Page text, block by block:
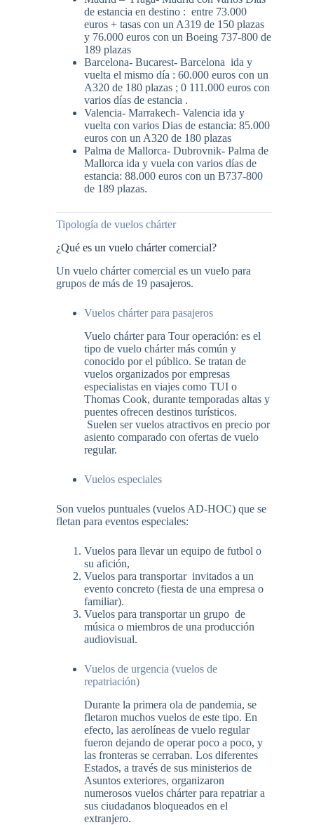
de estancia en destino : entre 73.000
euros + tasas con un A319 de 150 plazas
y 76.000 euros con un Boeing 737-800 de
189 plazas
Barcelona- Bucarest- Barcelona ida y
vuelta el mismo día : 60.000 euros con un
A320 de 180 plazas ; 0 111.000 euros con
varios días de estancia .
Valencia- Marrakech- Valencia ida y
vuelta con varios Dias de estancia: 85.000
euros con un A320 de 180 plazas
Palma de Mallorca- Dubrovnik- Palma de
Mallorca ida y vuela con varios días de
estancia: 88.000 euros con un B737-800
de 189 plazas.
Tipología de vuelos chárter
¿Qué es un vuelo chárter comercial?
Un vuelo chárter comercial es un vuelo para
grupos de más de 19 pasajeros.
Vuelos chárter para pasajeros
Vuelo chárter para Tour operación: es el
tipo de vuelo chárter más común y
conocido por el público. Se tratan de
vuelos organizados por empresas
especialistas en viajes como TUI o
Thomas Cook, durante temporadas altas y
puentes ofrecen destinos turísticos.
Suelen ser vuelos atractivos en precio por
asiento comparado con ofertas de vuelo
regular.
Vuelos especiales
Son vuelos puntuales (vuelos AD-HOC) que se
fletan para eventos especiales:
Vuelos para llevar un equipo de futbol o
su afición,
Vuelos para transportar invitados a un
evento concreto (fiesta de una empresa o
familiar).
Vuelos para transportar un grupo de
música o miembros de una producción
audiovisual.
Vuelos de urgencia (vuelos de
repatriación)
Durante la primera ola de pandemia, se
fletaron muchos vuelos de este tipo. En
efecto, las aerolíneas de vuelo regular
fueron dejando de operar poco a poco, y
las fronteras se cerraban. Los diferentes
Estados, a través de sus ministerios de
Asuntos exteriores, organizaron
numerosos vuelos chárter para repatriar a
sus ciudadanos bloqueados en el
extranjero.